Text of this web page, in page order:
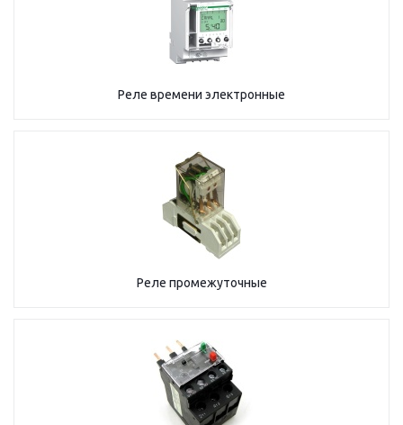
Реле времени электронные
Реле промежуточные